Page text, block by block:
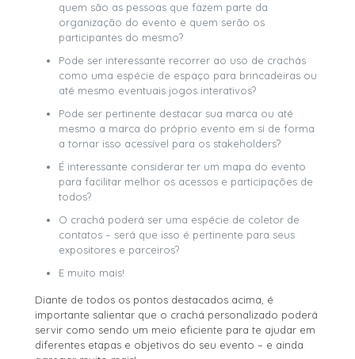
quem são as pessoas que fazem parte da
organização do evento e quem serão os
participantes do mesmo?
Pode ser interessante recorrer ao uso de crachás
como uma espécie de espaço para brincadeiras ou
até mesmo eventuais jogos interativos?
Pode ser pertinente destacar sua marca ou até
mesmo a marca do próprio evento em si de forma
a tornar isso acessível para os stakeholders?
É interessante considerar ter um mapa do evento
para facilitar melhor os acessos e participações de
todos?
O crachá poderá ser uma espécie de coletor de
contatos – será que isso é pertinente para seus
expositores e parceiros?
E muito mais!
Diante de todos os pontos destacados acima, é
importante salientar que o crachá personalizado poderá
servir como sendo um meio eficiente para te ajudar em
diferentes etapas e objetivos do seu evento – e ainda